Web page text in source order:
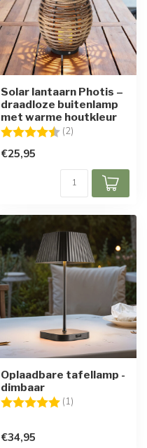
Solar lantaarn Photis –
draadloze buitenlamp
met warme houtkleur
Beoordeling: (2)
€25,95
Oplaadbare tafellamp -
dimbaar
Beoordeling: (1)
€34,95